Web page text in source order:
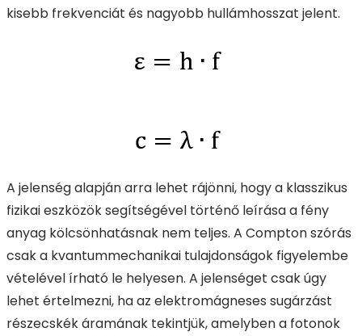
kisebb frekvenciát és nagyobb hullámhosszat jelent.
A jelenség alapján arra lehet rájönni, hogy a klasszikus
fizikai eszközök segítségével történő leírása a fény
anyag kölcsönhatásnak nem teljes. A Compton szórás
csak a kvantummechanikai tulajdonságok figyelembe
vételével írható le helyesen. A jelenséget csak úgy
lehet értelmezni, ha az elektromágneses sugárzást
részecskék áramának tekintjük, amelyben a fotonok